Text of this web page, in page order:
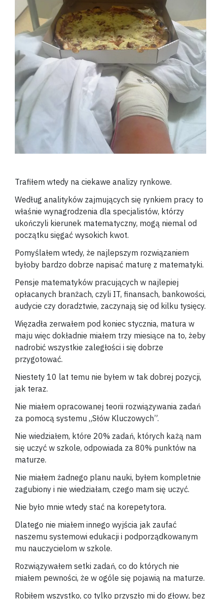
Trafiłem wtedy na ciekawe analizy rynkowe.
Według analityków zajmujących się rynkiem pracy to
właśnie wynagrodzenia dla specjalistów, którzy
ukończyli kierunek matematyczny, mogą niemal od
początku sięgać wysokich kwot.
Pomyślałem wtedy, że najlepszym rozwiązaniem
byłoby bardzo dobrze napisać maturę z matematyki.
Pensje matematyków pracujących w najlepiej
opłacanych branżach, czyli IT, finansach, bankowości,
audycie czy doradztwie, zaczynają się od kilku tysięcy.
Więzadła zerwałem pod koniec stycznia, matura w
maju więc dokładnie miałem trzy miesiące na to, żeby
nadrobić wszystkie zaległości i się dobrze
przygotować.
Niestety 10 lat temu nie byłem w tak dobrej pozycji,
jak teraz.
Nie miałem opracowanej teorii rozwiązywania zadań
za pomocą systemu „Słów Kluczowych”.
Nie wiedziałem, które 20% zadań, których każą nam
się uczyć w szkole, odpowiada za 80% punktów na
maturze.
Nie miałem żadnego planu nauki, byłem kompletnie
zagubiony i nie wiedziałam, czego mam się uczyć.
Nie było mnie wtedy stać na korepetytora.
Dlatego nie miałem innego wyjścia jak zaufać
naszemu systemowi edukacji i podporządkowanym
mu nauczycielom w szkole.
Rozwiązywałem setki zadań, co do których nie
miałem pewności, że w ogóle się pojawią na maturze.
Robiłem wszystko, co tylko przyszło mi do głowy, bez